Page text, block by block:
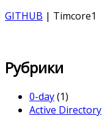
GITHUB | Timcore1
Рубрики
0-day(1)
Active Directory